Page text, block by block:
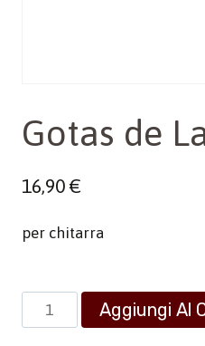
Gotas de
16,90€
per chitarra
Gotas
de
Aggiungi Al